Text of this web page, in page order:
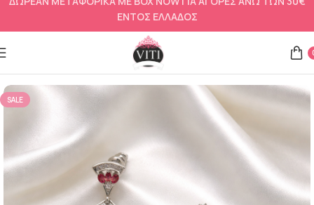
Αρχική σελίδα Σκουλαρίκια
SALE
ΕΝΤΟΣ ΕΛΛΑΔΟΣ